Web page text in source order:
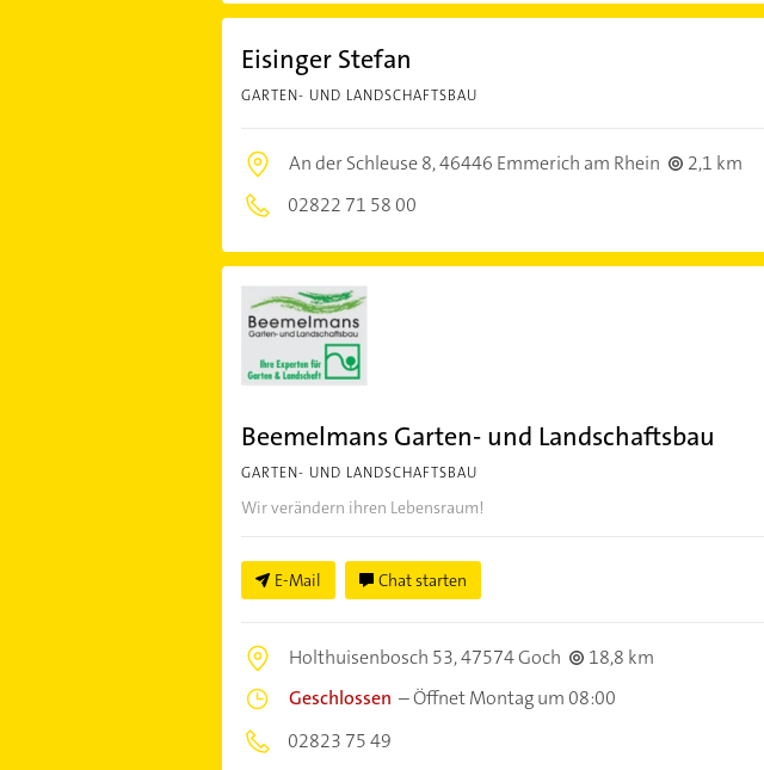
Eisinger Stefan
GARTEN- UND LANDSCHAFTSBAU
An der Schleuse 8,46446 Emmerich am Rhein
2,1 km
02822 71 58 00
Beemelmans Garten- und Landschaftsbau
GARTEN- UND LANDSCHAFTSBAU
Wir verändern ihren Lebensraum!
E-Mail Chat starten
Holthuisenbosch 53,47574 Goch
18,8 km
Geschlossen –Öffnet Montag um 08:00
02823 75 49